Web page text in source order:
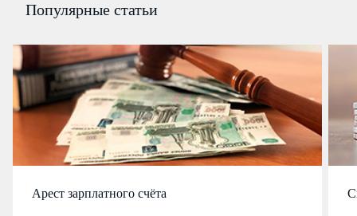
Популярные статьи
Арест зарплатного счёта